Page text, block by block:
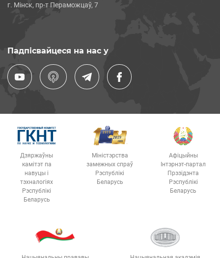
г. Мінск, пр-т Пераможцаў, 7
Падпісвайцеся на нас у
Дзяржаўны
камітэт па
навуцы і
тэхналогіях
Рэспублікі
Беларусь
Міністэрства
замежных спраў
Рэспублікі
Беларусь
Афіцыйны
Інтэрнэт-партал
Прэзідэнта
Рэспублікі
Беларусь